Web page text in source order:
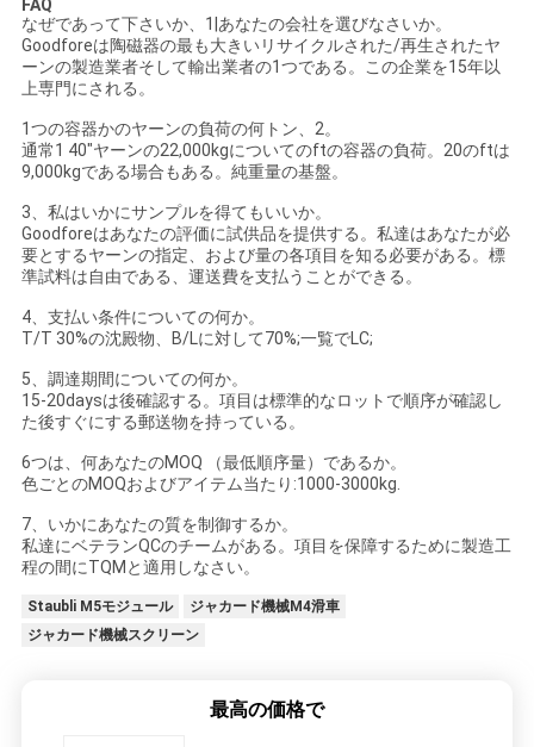
FAQ
なぜであって下さいか、1|あなたの会社を選びなさいか。
Goodforeは陶磁器の最も大きいリサイクルされた/再生されたヤ
ーンの製造業者そして輸出業者の1つである。この企業を15年以
上専門にされる。
1つの容器かのヤーンの負荷の何トン、2。
通常1 40"ヤーンの22,000kgについてのftの容器の負荷。20のftは
9,000kgである場合もある。純重量の基盤。
3、私はいかにサンプルを得てもいいか。
Goodforeはあなたの評価に試供品を提供する。私達はあなたが必
要とするヤーンの指定、および量の各項目を知る必要がある。標
準試料は自由である、運送費を支払うことができる。
4、支払い条件についての何か。
T/T 30%の沈殿物、B/Lに対して70%;一覧でLC;
5、調達期間についての何か。
15-20daysは後確認する。項目は標準的なロットで順序が確認し
た後すぐにする郵送物を持っている。
6つは、何あなたのMOQ （最低順序量）であるか。
色ごとのMOQおよびアイテム当たり:1000-3000kg.
7、いかにあなたの質を制御するか。
私達にベテランQCのチームがある。項目を保障するために製造工
程の間にTQMと適用しなさい。
Staubli M5モジュール
ジャカード機械M4滑車
ジャカード機械スクリーン
最高の価格で